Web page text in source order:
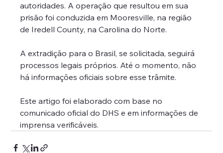
autoridades. A operação que resultou em sua
prisão foi conduzida em Mooresville, na região
de Iredell County, na Carolina do Norte.
A extradição para o Brasil, se solicitada, seguirá
processos legais próprios. Até o momento, não
há informações oficiais sobre esse trâmite.
Este artigo foi elaborado com base no
comunicado oficial do DHS e em informações de
imprensa verificáveis.